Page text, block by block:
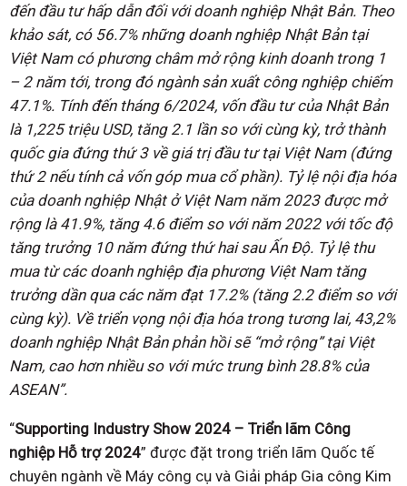
đến đầu tư hấp dẫn đối với doanh nghiệp Nhật Bản. Theo
khảo sát, có 56.7% những doanh nghiệp Nhật Bản tại
Việt Nam có phương châm mở rộng kinh doanh trong 1
– 2 năm tới, trong đó ngành sản xuất công nghiệp chiếm
47.1%. Tính đến tháng 6/2024, vốn đầu tư của Nhật Bản
là 1,225 triệu USD, tăng 2.1 lần so với cùng kỳ, trở thành
quốc gia đứng thứ 3 về giá trị đầu tư tại Việt Nam (đứng
thứ 2 nếu tính cả vốn góp mua cổ phần). Tỷ lệ nội địa hóa
của doanh nghiệp Nhật ở Việt Nam năm 2023 được mở
rộng là 41.9%, tăng 4.6 điểm so với năm 2022 với tốc độ
tăng trưởng 10 năm đứng thứ hai sau Ấn Độ. Tỷ lệ thu
mua từ các doanh nghiệp địa phương Việt Nam tăng
trưởng dần qua các năm đạt 17.2% (tăng 2.2 điểm so với
cùng kỳ). Về triển vọng nội địa hóa trong tương lai, 43,2%
doanh nghiệp Nhật Bản phản hồi sẽ “mở rộng” tại Việt
Nam, cao hơn nhiều so với mức trung bình 28.8% của
ASEAN”.
“Supporting Industry Show 2024 – Triển lãm Công
nghiệp Hỗ trợ 2024” được đặt trong triển lãm Quốc tế
chuyên ngành về Máy công cụ và Giải pháp Gia công Kim